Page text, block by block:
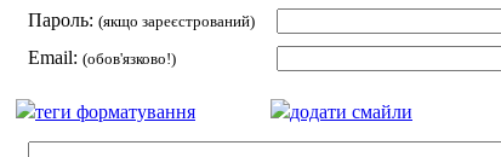
Пароль: (якщо зареєстрований)
Email: (обов'язково!)
теги форматування додати смайли